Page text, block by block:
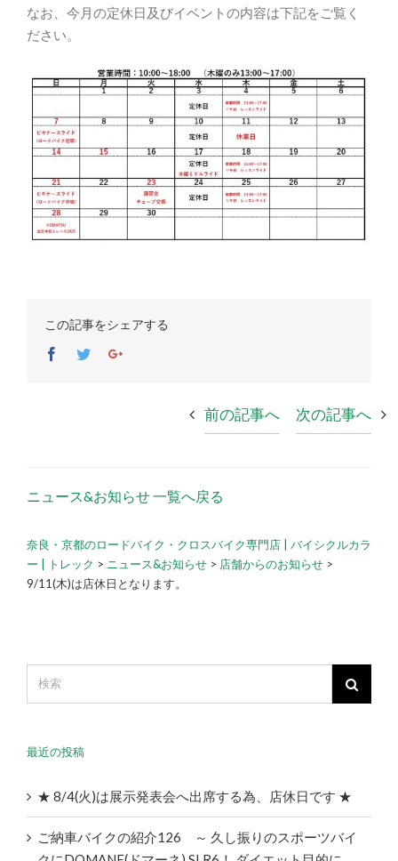
なお、今月の定休日及びイベントの内容は下記をご覧く
ださい。
この記事をシェアする
Facebook
TwitterGoogle+
前の記事へ 次の記事へ
ニュース&お知らせ 一覧へ戻る
奈良・京都のロードバイク・クロスバイク専門店 | バイシクルカラ
ー | トレック > ニュース&お知らせ > 店舗からのお知らせ >
9/11(木)は店休日となります。
最近の投稿
★ 8/4(火)は展示発表会へ出席する為、店休日です ★
ご納車バイクの紹介126 ～ 久し振りのスポーツバイ